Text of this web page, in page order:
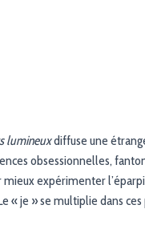
lumineuxdiffuse une
obsessionnelles,
mieux expérimenter
« je » se multiplie dans